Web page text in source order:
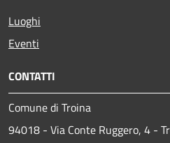
Luoghi
Eventi
CONTATTI
Comune di Troina
94018 - Via Conte Ruggero, 4 -